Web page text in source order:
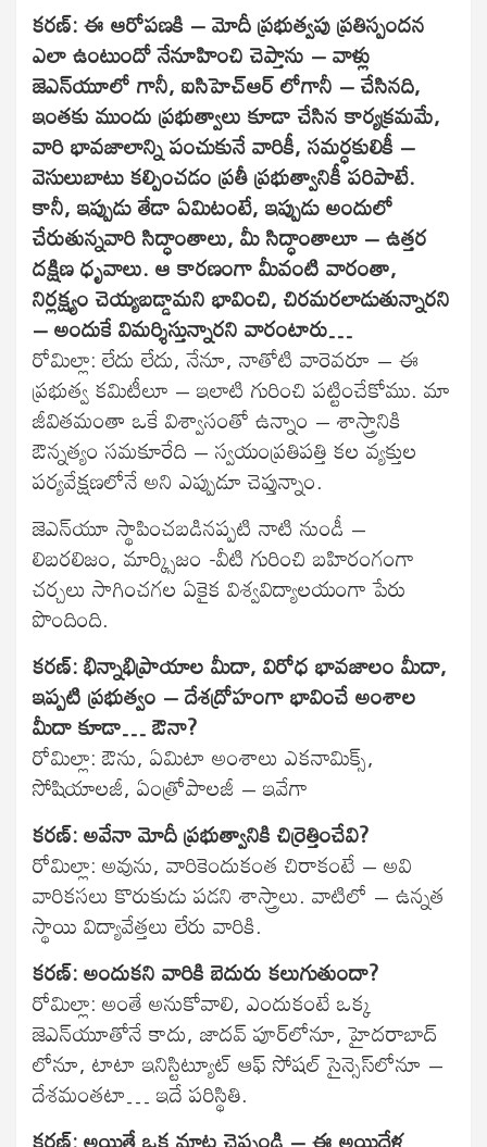
కరణ్: ఈ ఆరోపణకి – మోదీ ప్రభుత్వపు ప్రతిస్పందన
ఎలా ఉంటుందో నేనూహించి చెప్తాను – వాళ్లు
జెఎన్‌యూలో గానీ, ఐసిహెచ్ఆర్ లోగానీ – చేసినది,
ఇంతకు ముందు ప్రభుత్వాలు కూడా చేసిన కార్యక్రమమే,
వారి భావజాలాన్ని పంచుకునే వారికీ, సమర్ధకులికీ –
వెసులుబాటు కల్పించడం ప్రతీ ప్రభుత్వానికీ పరిపాటే.
కానీ, ఇప్పుడు తేడా ఏమిటంటే, ఇప్పుడు అందులో
చేరుతున్నవారి సిద్ధాంతాలు, మీ సిద్ధాంతాలూ – ఉత్తర
దక్షిణ ధృవాలు. ఆ కారణంగా మీవంటి వారంతా,
నిర్లక్ష్యం చెయ్యబడ్డామని భావించి, చిరమరలాడుతున్నారని
– అందుకే విమర్శిస్తున్నారని వారంటారు…
రోమిల్లా: లేదు లేదు, నేనూ, నాతోటి వారెవరూ – ఈ
ప్రభుత్వ కమిటీలూ – ఇలాటి గురించి పట్టించేకోము. మా
జీవితమంతా ఒకే విశ్వాసంతో ఉన్నాం – శాస్త్రానికి
ఔన్నత్యం సమకూరేది – స్వయంప్రతిపత్తి కల వ్యక్తుల
పర్యవేక్షణలోనే అని ఎప్పుడూ చెప్తున్నాం.
జెఎన్‌యూ స్థాపించబడినప్పటి నాటి నుండీ –
లిబరలిజం, మార్క్సిజం -వీటి గురించి బహిరంగంగా
చర్చలు సాగించగల ఏకైక విశ్వవిద్యాలయంగా పేరు
పొందింది.
కరణ్: భిన్నాభిప్రాయాల మీదా, విరోధ భావజాలం మీదా,
ఇప్పటి ప్రభుత్వం – దేశద్రోహంగా భావించే అంశాల
మీదా కూడా… ఔనా?
రోమిల్లా: ఔను, ఏమిటా అంశాలు ఎకనామిక్స్,
సోషియాలజీ, ఏంత్రోపాలజీ – ఇవేగా
కరణ్: అవేనా మోదీ ప్రభుత్వానికి చిర్రెత్తించేవి?
రోమిల్లా: అవును, వారికెందుకంత చిరాకంటే – అవి
వారికసలు కొరుకుడు పడని శాస్త్రాలు. వాటిలో – ఉన్నత
స్థాయి విద్యావేత్తలు లేరు వారికి.
కరణ్: అందుకని వారికి బెదురు కలుగుతుందా?
రోమిల్లా: అంతే అనుకోవాలి, ఎందుకంటే ఒక్క
జెఎన్‌యూతోనే కాదు, జాదవ్ పూర్‌లోనూ, హైదరాబాద్
లోనూ, టాటా ఇనిస్టిట్యూట్ ఆఫ్ సోషల్ సైన్సెస్‌లోనూ –
దేశమంతటా… ఇదే పరిస్థితి.